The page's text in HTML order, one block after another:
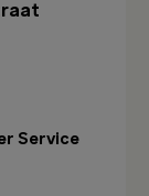
Service